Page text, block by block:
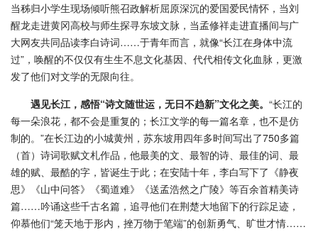
当秭归小学生现场倾听熊召政解析屈原深沉的爱国爱民情怀，当刘
醒龙走进黄冈高校与师生探寻东坡文脉，当孟修祥走进直播间与广
大网友共同品读李白诗词……于青年而言，就像“长江在身体中流
过”，唤醒的不仅仅有生生不息文化基因、代代相传文化血脉，更激
发了他们对文学的无限向往。
遇见长江，感悟“诗文随世运，无日不趋新”文化之美。 “长江的
每一朵浪花，都不会是重复的；长江文学的每一篇名章，也不是仿
制的。”在长江边的小城黄州，苏东坡用四年多时间写出了750多篇
（首）诗词歌赋文札作品，他最美的文、最智的诗、最佳的词、最
雄的赋、最酷的字，皆诞生于此；在安陆十年，李白写下了《静夜
思》《山中问答》《蜀道难》《送孟浩然之广陵》等百余首精美诗
篇……吟诵这些千古名篇，追寻他们在荆楚大地留下的行踪足迹，
仰慕他们“笼天地于形内，挫万物于笔端”的创新勇气、旷世才情……